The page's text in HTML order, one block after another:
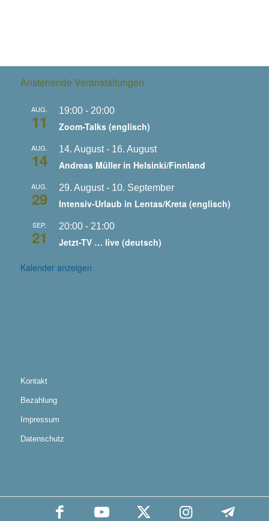
Anstehende Veranstaltungen
AUG.
11
19:00- 20:00
Zoom-Talks (englisch)
AUG.
14
14. August- 16. August
Andreas Müller in Helsinki/Finnland
AUG.
29
29. August- 10. September
Intensiv-Urlaub in Lentas/Kreta (englisch)
SEP.
21
20:00- 21:00
Jetzt-TV … live (deutsch)
Kalender anzeigen
Kontakt
Bezahlung
Impressum
Datenschutz